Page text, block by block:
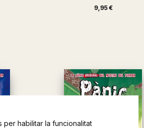
9,95 €
per habilitar la funcionalitat